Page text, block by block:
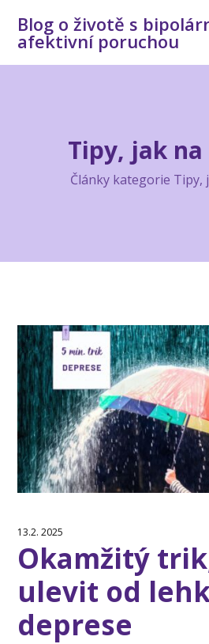
Blog o životě s
afektivní poruchou
Tipy, jak na
Články kategorie Tipy,
13.2. 2025
Okamžitý
ulevit od
deprese